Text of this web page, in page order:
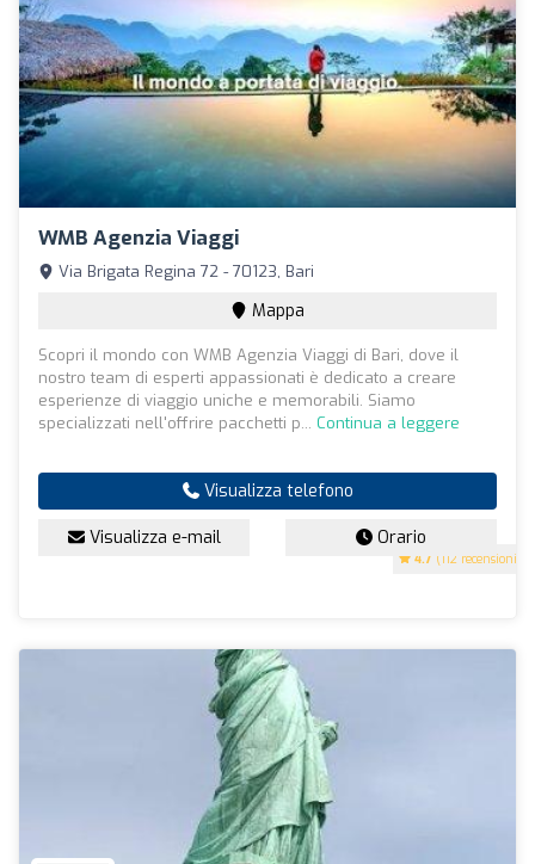
WMB Agenzia Viaggi
4.7 (112 recensioni)
Via Brigata Regina 72 - 70123, Bari
Mappa
Scopri il mondo con WMB Agenzia Viaggi di Bari, dove il
nostro team di esperti appassionati è dedicato a creare
esperienze di viaggio uniche e memorabili. Siamo
specializzati nell'offrire pacchetti p... Continua a leggere
Visualizza telefono
Visualizza e-mail Orario